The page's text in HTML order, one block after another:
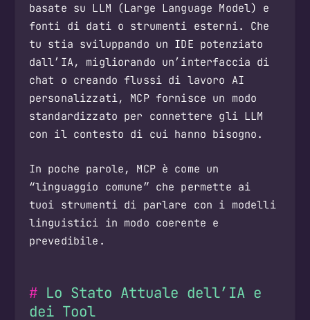
basate su LLM (Large Language Model) e
fonti di dati o strumenti esterni. Che
tu stia sviluppando un IDE potenziato
dall’IA, migliorando un’interfaccia di
chat o creando flussi di lavoro AI
personalizzati, MCP fornisce un modo
standardizzato per connettere gli LLM
con il contesto di cui hanno bisogno.
In poche parole, MCP è come un
“linguaggio comune” che permette ai
tuoi strumenti di parlare con i modelli
linguistici in modo coerente e
prevedibile.
Lo Stato Attuale dell’IA e
dei Tool